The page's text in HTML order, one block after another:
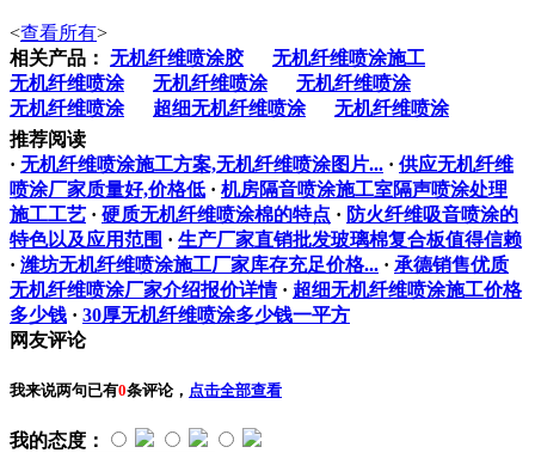
<查看所有>
相关产品： 无机纤维喷涂胶
无机纤维喷涂施工
无机纤维喷涂
无机纤维喷涂
无机纤维喷涂
无机纤维喷涂
超细无机纤维喷涂
无机纤维喷涂
推荐阅读
· 无机纤维喷涂施工方案,无机纤维喷涂图片... · 供应无机纤维
喷涂厂家质量好,价格低 · 机房隔音喷涂施工室隔声喷涂处理
施工工艺 · 硬质无机纤维喷涂棉的特点 · 防火纤维吸音喷涂的
特色以及应用范围 · 生产厂家直销批发玻璃棉复合板值得信赖
· 潍坊无机纤维喷涂施工厂家库存充足价格... · 承德销售优质
无机纤维喷涂厂家介绍报价详情 · 超细无机纤维喷涂施工价格
多少钱 · 30厚无机纤维喷涂多少钱一平方
网友评论
我来说两句已有0条评论， 点击全部查看
我的态度：